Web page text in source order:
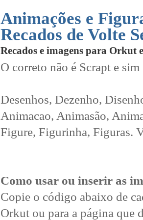
Animações e
Recados de Volte
Recados e imagens para Orkut
O correto não é Scrapt e
Desenhos, Dezenho,
Animacao, Animasão,
Figure, Figurinha, Figuras.
Como usar ou inserir as
Copie o código abaixo de
Orkut ou para a página que